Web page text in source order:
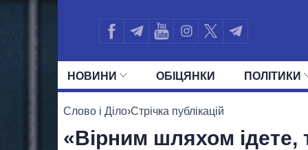
НОВИНИ ОБIЦЯНКИ ПОЛIТИКИ
УСІ ПОЛІТИКИ
Слово і Діло›Стрічка публікацій
«Вірним шляхом ідете,